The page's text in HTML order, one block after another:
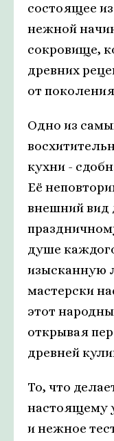
состоящее из
нежной
сокровище,
древних
от
Одно из
кухни -
Её
внешний вид
душе
изысканную
мастерски
этот
открывая
древней
То, что
настоящему
и нежное